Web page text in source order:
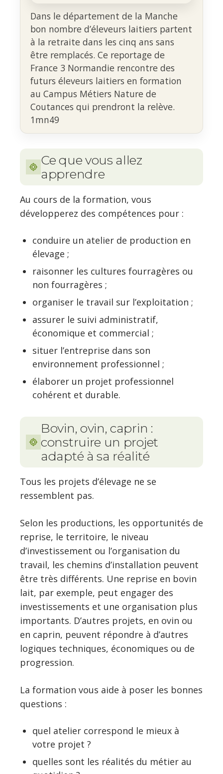
Dans le département de la Manche
bon nombre d’éleveurs laitiers partent
à la retraite dans les cinq ans sans
être remplacés. Ce reportage de
France 3 Normandie rencontre des
futurs éleveurs laitiers en formation
au Campus Métiers Nature de
Coutances qui prendront la relève.
1mn49
Ce que vous allez
apprendre
Au cours de la formation, vous
développerez des compétences pour :
conduire un atelier de production en
élevage ;
raisonner les cultures fourragères ou
non fourragères ;
organiser le travail sur l’exploitation ;
assurer le suivi administratif,
économique et commercial ;
situer l’entreprise dans son
environnement professionnel ;
élaborer un projet professionnel
cohérent et durable.
Bovin, ovin, caprin :
construire un projet
adapté à sa réalité
Tous les projets d’élevage ne se
ressemblent pas.
Selon les productions, les opportunités de
reprise, le territoire, le niveau
d’investissement ou l’organisation du
travail, les chemins d’installation peuvent
être très différents. Une reprise en bovin
lait, par exemple, peut engager des
investissements et une organisation plus
importants. D’autres projets, en ovin ou
en caprin, peuvent répondre à d’autres
logiques techniques, économiques ou de
progression.
La formation vous aide à poser les bonnes
questions :
quel atelier correspond le mieux à
votre projet ?
quelles sont les réalités du métier au